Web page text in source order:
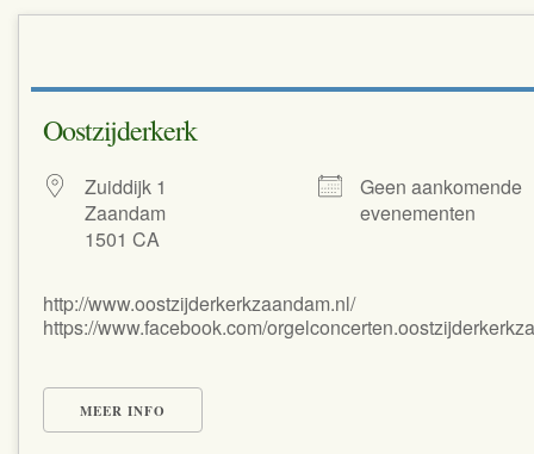
Oostzijderkerk
Zuiddijk 1
Zaandam
1501 CA
Geen aankomende
evenementen
http://www.oostzijderkerkzaandam.nl/
https://www.facebook.com/
MEER INFO